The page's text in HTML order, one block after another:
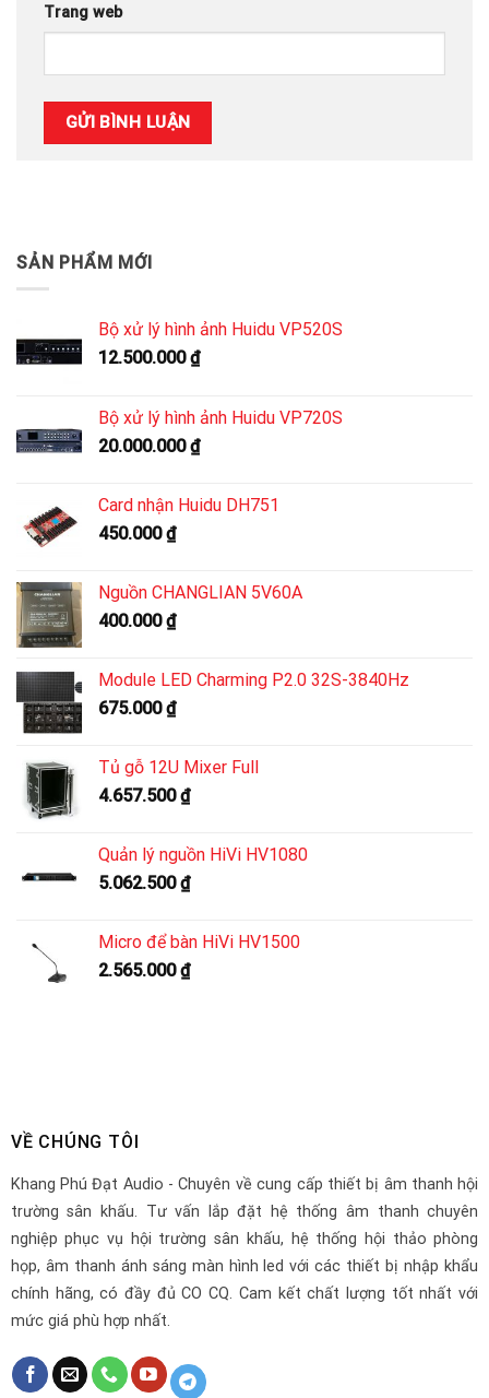
Trang web
SẢN PHẨM MỚI
Bộ xử lý hình ảnh Huidu VP520S
12.500.000₫
Bộ xử lý hình ảnh Huidu VP720S
20.000.000₫
Card nhận Huidu DH751
450.000₫
Nguồn CHANGLIAN 5V60A
400.000₫
Module LED Charming P2.0 32S-3840Hz
675.000₫
Tủ gỗ 12U Mixer Full
4.657.500₫
Quản lý nguồn HiVi HV1080
5.062.500₫
Micro để bàn HiVi HV1500
2.565.000₫
VỀ CHÚNG TÔI
Khang Phú Đạt Audio - Chuyên về cung cấp thiết bị âm thanh hội
trường sân khấu. Tư vấn lắp đặt hệ thống âm thanh chuyên
nghiệp phục vụ hội trường sân khấu, hệ thống hội thảo phòng
họp, âm thanh ánh sáng màn hình led với các thiết bị nhập khẩu
chính hãng, có đầy đủ CO CQ. Cam kết chất lượng tốt nhất với
mức giá phù hợp nhất.